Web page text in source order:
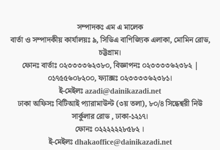
সম্পাদকঃএম এ মালেক
বার্তা ও সম্পাদকীয় কার্যালয়ঃ৯, সিডিএ বাণিজ্যিক এলাকা, মোমিন রোড,
চট্টগ্রাম।
ফোনঃ বার্তাঃ ০২৩৩৩৩৬২৩৮০, বিজ্ঞাপনঃ ০২৩৩৩৩৬২৩৮২ |
০১৭৫৫৬০৮২০০, ফ্যাক্সঃ ০২৩৩৩৩৬২৩৮১।
ই-মেইলঃazadi@dainikazadi.net
ঢাকা অফিসঃবিটিআই প্যারামাউন্ট (৩য় তলা), ৮০/৪ সিদ্ধেশ্বরী নিউ
সার্কুলার রোড , ঢাকা-১২১৭।
ফোনঃ ০২২২২২২৮৫৮২ ।
ই-মেইলঃdhakaoffice@dainikazadi.net